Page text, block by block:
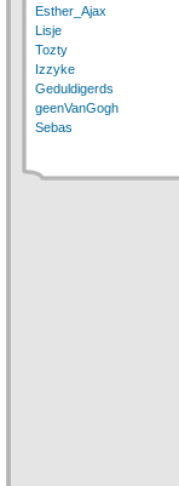
Esther_Ajax
Lisje
Tozty
Izzyke
Geduldigerds
geenVanGogh
Sebas